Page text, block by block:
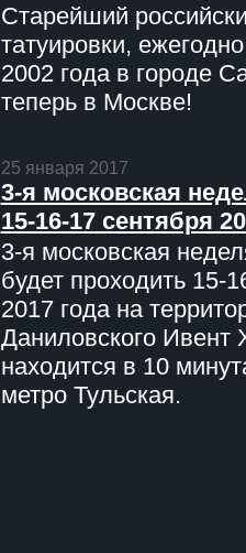
Старейший
татуировки,
2002 года в городе
теперь в Москве!
25 января 2017
3-я московская
15-16-17 сентября
3-я московская
будет проходить 15-
2017 года на
Даниловского Ивент
находится в 10
метро Тульская.